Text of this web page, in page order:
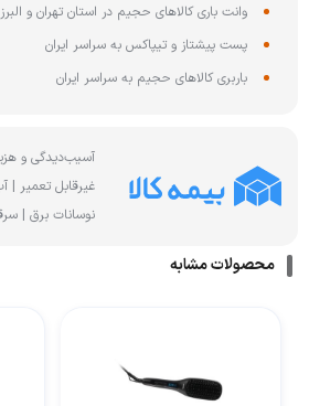
وانت باری کالاهای حجیم در استان تهران و البرز
پست پیشتاز و تیپاکس به سراسر ایران
باربری کالاهای حجیم به سراسر ایران
آسیب‌دیدگی و
غیرقابل تعمیر |
نوسانات برق |
محصولات مشابه